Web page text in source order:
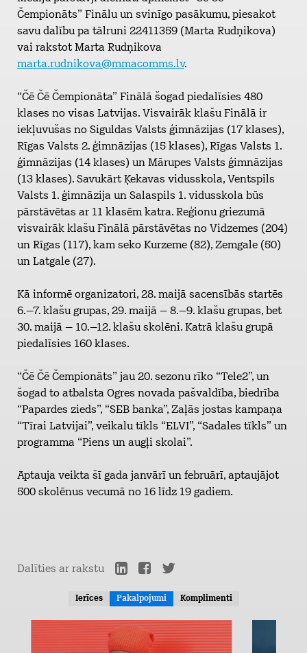
Čempionāts” Finālu un svinīgo pasākumu, piesakot
savu dalību pa tālruni 22411359 (Marta Rudņikova)
vai rakstot Marta Rudņikova
marta.rudnikova@mmacomms.lv.
“Čē Čē Čempionāta” Finālā šogad piedalīsies 480
klases no visas Latvijas. Visvairāk klašu Finālā ir
iekļuvušas no Siguldas Valsts ģimnāzijas (17 klases),
Rīgas Valsts 2. ģimnāzijas (15 klases), Rīgas Valsts 1.
ģimnāzijas (14 klases) un Mārupes Valsts ģimnāzijas
(13 klases). Savukārt Ķekavas vidusskola, Ventspils
Valsts 1. ģimnāzija un Salaspils 1. vidusskola būs
pārstāvētas ar 11 klasēm katra. Reģionu griezumā
visvairāk klašu Finālā pārstāvētas no Vidzemes (204)
un Rīgas (117), kam seko Kurzeme (82), Zemgale (50)
un Latgale (27).
Kā informē organizatori, 28. maijā sacensībās startēs
6.–7. klašu grupas, 29. maijā – 8.–9. klašu grupas, bet
30. maijā – 10.–12. klašu skolēni. Katrā klašu grupā
piedalīsies 160 klases.
“Čē Čē Čempionāts” jau 20. sezonu rīko “Tele2”, un
šogad to atbalsta Ogres novada pašvaldība, biedrība
“Papardes zieds”, “SEB banka”, Zaļās jostas kampaņa
“Tīrai Latvijai”, veikalu tīkls “ELVI”, “Sadales tīkls” un
programma “Piens un augļi skolai”.
Aptauja veikta šī gada janvārī un februārī, aptaujājot
500 skolēnus vecumā no 16 līdz 19 gadiem.
Dalīties ar rakstu
Ierīces Pakalpojumi Komplimenti